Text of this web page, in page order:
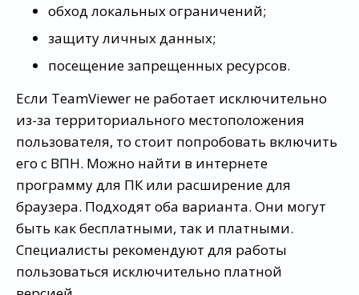
обход локальных ограничений;
защиту личных данных;
посещение запрещенных ресурсов.
Если TeamViewer не работает исключительно
из-за территориального местоположения
пользователя, то стоит попробовать включить
его с ВПН. Можно найти в интернете
программу для ПК или расширение для
браузера. Подходят оба варианта. Они могут
быть как бесплатными, так и платными.
Специалисты рекомендуют для работы
пользоваться исключительно платной